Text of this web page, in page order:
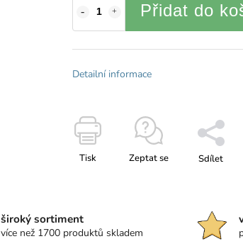
Přidat do
Detailní informace
Tisk Zeptat se Sdílet
široký sortiment
více než 1700 produktů skladem